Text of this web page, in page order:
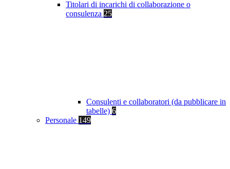
Titolari di incarichi di collaborazione o
consulenza 25
Consulenti e collaboratori (da pubblicare in
tabelle) 6
Personale 149